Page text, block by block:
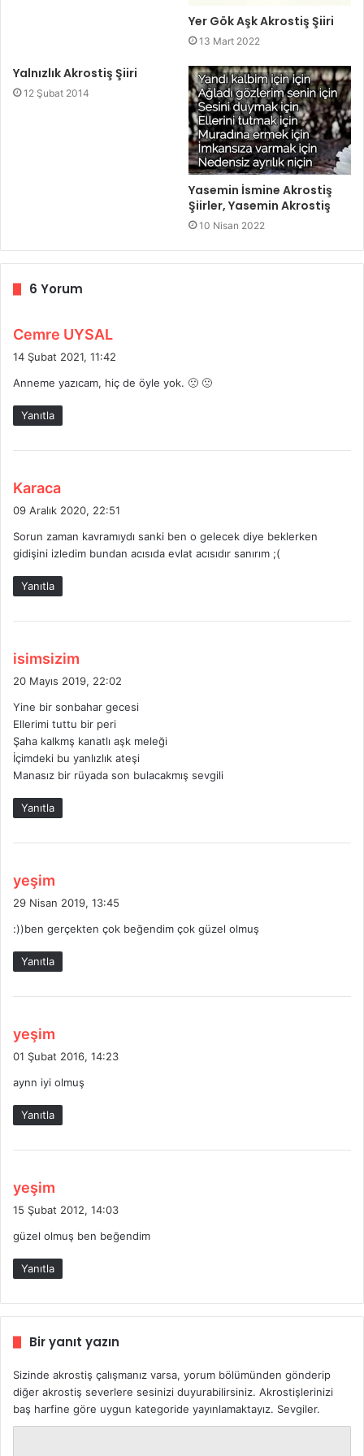
Yer Gök Aşk Akrostiş Şiiri
13 Mart 2022
Yalnızlık Akrostiş Şiiri
12 Şubat 2014
Yasemin İsmine Akrostiş
Şiirler, Yasemin Akrostiş
10 Nisan 2022
6 Yorum
Cemre UYSAL
e
i
14 Şubat 2021, 11:42
Anneme yazıcam, hiç de öyle yok. 🙁 🙁
Yanıtla
Karaca
e
i
k
i
:
09 Aralık 2020, 22:51
Sorun zaman kavramıydı sanki ben o gelecek diye beklerken
gidişini izledim bundan acısıda evlat acısıdır sanırım ;(
Yanıtla
isimsizim
e
i
k
i
20 Mayıs 2019, 22:02
Yine bir sonbahar gecesi
Ellerimi tuttu bir peri
Şaha kalkmş kanatlı aşk meleği
İçimdeki bu yanlızlık ateşi
Manasız bir rüyada son bulacakmış sevgili
Yanıtla
yeşim
i
k
i
29 Nisan 2019, 13:45
:))ben gerçekten çok beğendim çok güzel olmuş
Yanıtla
yeşim
i
k
i
01 Şubat 2016, 14:23
aynn iyi olmuş
Yanıtla
yeşim
i
k
i
15 Şubat 2012, 14:03
güzel olmuş ben beğendim
Yanıtla
Bir yanıt yazın
Sizinde akrostiş çalışmanız varsa, yorum bölümünden gönderip
diğer akrostiş severlere sesinizi duyurabilirsiniz. Akrostişlerinizi
baş harfine göre uygun kategoride yayınlamaktayız. Sevgiler.